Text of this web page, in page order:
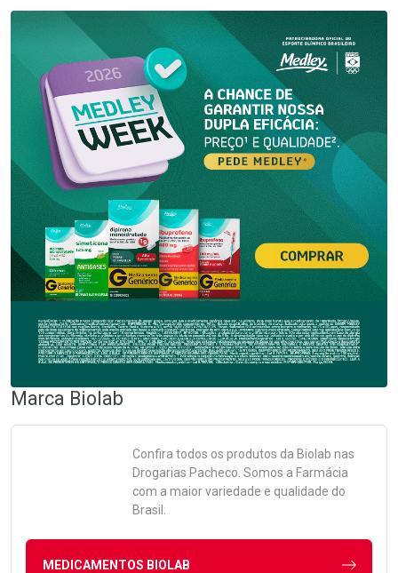
Marca Biolab
Confira todos os produtos da Biolab nas
Drogarias Pacheco. Somos a Farmácia
com a maior variedade e qualidade do
Brasil.
MEDICAMENTOS BIOLAB